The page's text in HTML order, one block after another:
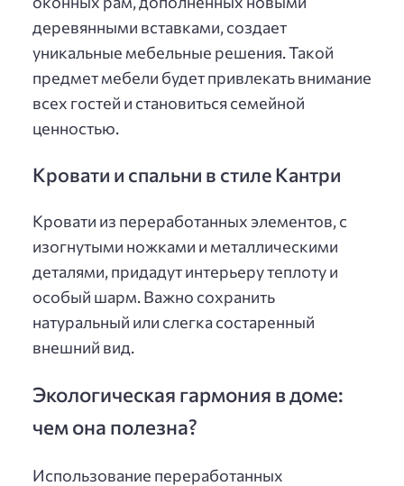
деревянными вставками, создает
уникальные мебельные решения. Такой
предмет мебели будет привлекать внимание
всех гостей и становиться семейной
ценностью.
Кровати и спальни в стиле Кантри
Кровати из переработанных элементов, с
изогнутыми ножками и металлическими
деталями, придадут интерьеру теплоту и
особый шарм. Важно сохранить
натуральный или слегка состаренный
внешний вид.
Экологическая гармония в доме:
чем она полезна?
Использование переработанных